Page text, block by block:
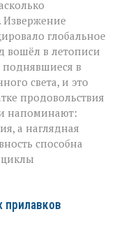
Извержение
глобальное
вошёл в летописи
поднявшиеся в
света, и это
продовольствия
напоминают:
а наглядная
способна
прилавков